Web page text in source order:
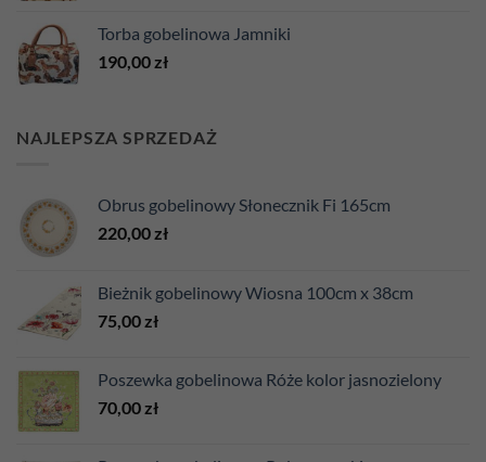
Torba gobelinowa Jamniki
190,00 zł
NAJLEPSZA SPRZEDAŻ
Obrus gobelinowy Słonecznik Fi 165cm
220,00 zł
Bieżnik gobelinowy Wiosna 100cm x 38cm
75,00 zł
Poszewka gobelinowa Róże kolor jasnozielony
70,00 zł